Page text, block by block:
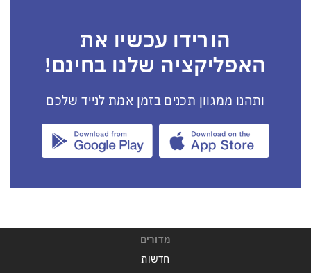
הורידו עכשיו את
האפליקציה שלנו בחינם!
ותהנו ממגוון תכנים בזמן אמת לנייד שלכם
מדורים
חדשות